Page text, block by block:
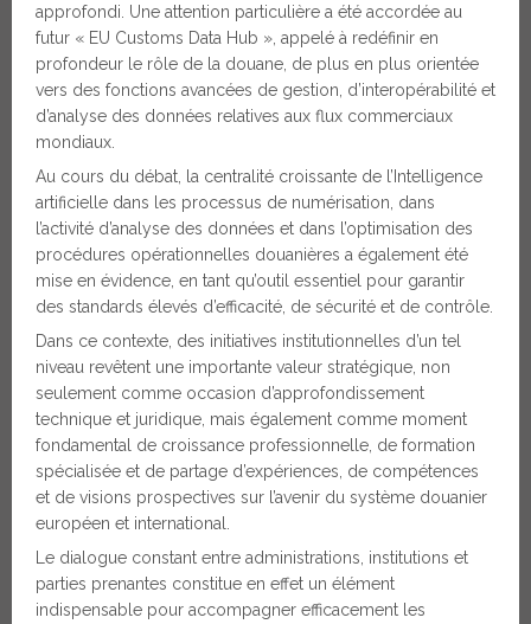
approfondi. Une attention particulière a été accordée au
futur « EU Customs Data Hub », appelé à redéfinir en
profondeur le rôle de la douane, de plus en plus orientée
vers des fonctions avancées de gestion, d’interopérabilité et
d’analyse des données relatives aux flux commerciaux
mondiaux.
Au cours du débat, la centralité croissante de l’Intelligence
artificielle dans les processus de numérisation, dans
l’activité d’analyse des données et dans l’optimisation des
procédures opérationnelles douanières a également été
mise en évidence, en tant qu’outil essentiel pour garantir
des standards élevés d’efficacité, de sécurité et de contrôle.
Dans ce contexte, des initiatives institutionnelles d’un tel
niveau revêtent une importante valeur stratégique, non
seulement comme occasion d’approfondissement
technique et juridique, mais également comme moment
fondamental de croissance professionnelle, de formation
spécialisée et de partage d’expériences, de compétences
et de visions prospectives sur l’avenir du système douanier
européen et international.
Le dialogue constant entre administrations, institutions et
parties prenantes constitue en effet un élément
indispensable pour accompagner efficacement les